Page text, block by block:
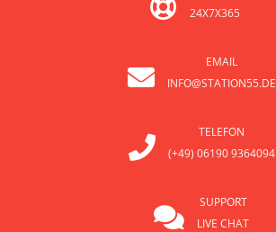
24X7X365
EMAIL
INFO@STATION55.DE
TELEFON
(+49) 06190 9364094
SUPPORT
LIVE CHAT